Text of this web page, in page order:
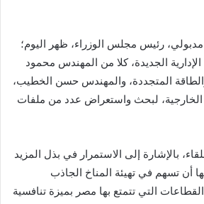
رئيس مجلس الوزراء، ظهر اليوم؛
الجديدة، كلا من المهندس محمود
المتجددة، والمهندس حسن الخطيب،
الخارجية، لبحث واستعراض عدد من ملفات
بالإشارة إلى الاستمرار في بذل المزيد
أن تسهم في تهيئة المناخ الجاذب
التي تتمتع بها مصر بميزة تنافسية